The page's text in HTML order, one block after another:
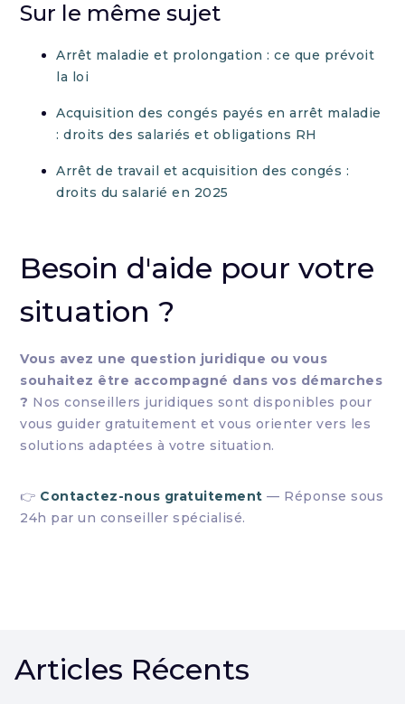
Sur le même sujet
Arrêt maladie et prolongation : ce que prévoit
la loi
Acquisition des congés payés en arrêt maladie
: droits des salariés et obligations RH
Arrêt de travail et acquisition des congés :
droits du salarié en 2025
Besoin d'aide pour votre
situation ?
Vous avez une question juridique ou vous
souhaitez être accompagné dans vos démarches
? Nos conseillers juridiques sont disponibles pour
vous guider gratuitement et vous orienter vers les
solutions adaptées à votre situation.
👉 Contactez-nous gratuitement — Réponse sous
24h par un conseiller spécialisé.
Articles Récents